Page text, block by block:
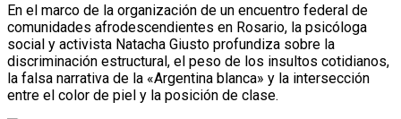
En el marco de la organización de un encuentro federal de
comunidades afrodescendientes en Rosario, la psicóloga
social y activista Natacha Giusto profundiza sobre la
discriminación estructural, el peso de los insultos cotidianos,
la falsa narrativa de la «Argentina blanca» y la intersección
entre el color de piel y la posición de clase.